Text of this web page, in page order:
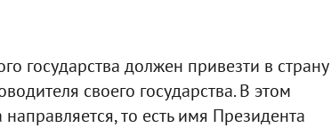
государства должен привезти в страну
своего государства. В этом
то есть имя Президента